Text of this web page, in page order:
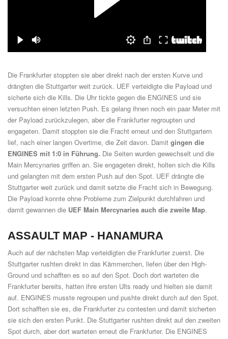
Die Frankfurter stoppten sie aber direkt nach der ersten Kurve und
drängten die Stuttgarter weit zurück. UEF verteidigte die Payload und
sicherte sich die Kills. Die Uhr tickte gegen die ENGINES und sie
versuchten einen letzten Push. Es gelang ihnen noch ein paar Meter mit
der Payload zurückzulegen, aber die Frankfurter regroupten und
engageten. Damit stoppten sie die Fracht erneut und den Stuttgartern
lief, nach einer langen Overtime, die Zeit davon. Damit gingen die
ENGINES mit 1:0 in Führung. Die Seiten wurden gewechselt und die
Main Mercynaries griffen an. Sie engageten direkt, holten sich die Kills
und gelangten mit dem ersten Push auf den Spot. UEF drängte die
Stuttgarter weit zurück und damit setzte die Fracht sich in Bewegung.
Die Payload konnte ohne Probleme zum Zielpunkt durchfahren und
damit gewannen die UEF Main Mercynaries auch die zweite Map.
ASSAULT MAP - HANAMURA
Auch auf der nächsten Map verteidigten die Frankfurter zuerst. Die
Stuttgarter rushten direkt in das Kämmerchen, liefen über den High-
Ground und schafften es so auf den Spot. Doch dort warteten die
Frankfurter bereits, hatten ihre ersten Ults ready und hielten sie damit
auf. ENGINES musste regroupen und pushte direkt durch auf den Spot.
Dort schafften sie es, die Frankfurter zu contesten und damit sicherten
sie sich den ersten Punkt. Die Stuttgarter rushten direkt auf den zweiten
Spot durch, aber dort warteten erneut die Frankfurter. Die ENGINES